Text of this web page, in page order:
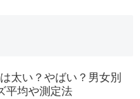
太い？やばい？男女別
平均や測定法